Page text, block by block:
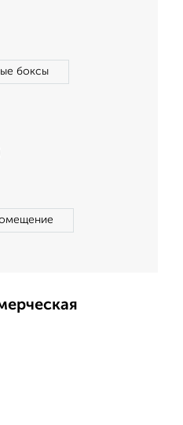
боксы